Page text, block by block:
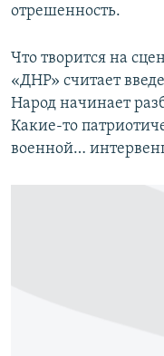
отрешенность.
Что творится на
«ДНР» считает
Народ начинает
Какие-то
военной…